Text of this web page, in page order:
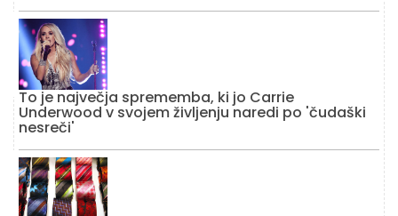
To je največja sprememba, ki jo Carrie
Underwood v svojem življenju naredi po 'čudaški
nesreči'